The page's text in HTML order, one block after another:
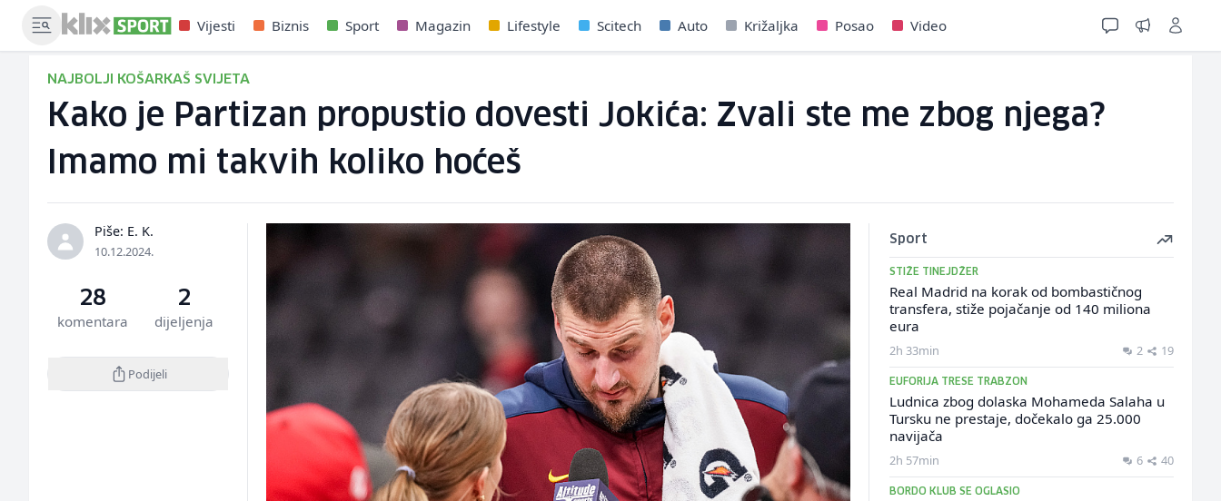
Vijesti Biznis Sport Magazin Lifestyle Scitech Auto Križaljka Posao Video
NAJBOLJI KOŠARKAŠ SVIJETA
Kako je Partizan propustio dovesti Jokića: Zvali ste me zbog njega?
Imamo mi takvih koliko hoćeš
Piše: E. K.
10.12.2024.
28
komentara
2
dijeljenja
Podijeli
Sport
STIŽE TINEJDŽER
Real Madrid na korak od bombastičnog
transfera, stiže pojačanje od 140 miliona
eura
2h 33min 2 19
EUFORIJA TRESE TRABZON
Ludnica zbog dolaska Mohameda Salaha u
Tursku ne prestaje, dočekalo ga 25.000
navijača
2h 57min 6 40
BORDO KLUB SE OGLASIO